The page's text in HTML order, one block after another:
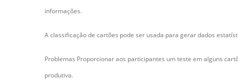
informações.
A classificação de cartões pode ser usada para gerar dados
Problemas Proporcionar aos participantes um teste em alguns
produtiva.